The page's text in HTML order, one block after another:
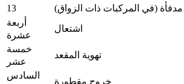
13
(في المركبات ذات الزواق)
أربعة
عشرة
اشتعال
خمسة
عشر
تهوية المقعد
السادس
خروج مقطورة